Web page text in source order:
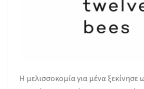
H μελισσοκομία για μένα ξεκίνησε